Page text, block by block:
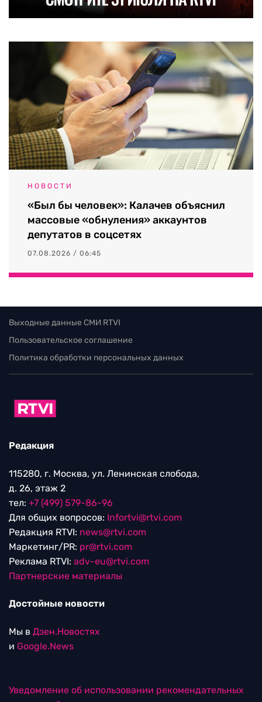
НОВОСТИ
«Был бы человек»: Калачев объяснил
массовые «обнуления» аккаунтов
депутатов в соцсетях
07.08.2026 / 06:45
Выходные данные СМИ RTVI
Пользовательское соглашение
Политика обработки персональных данных
Редакция
115280, г. Москва, ул. Ленинская слобода,
д. 26, этаж 2
тел: +7 (499) 579-86-96
Для общих вопросов: Infortvi@rtvi.com
Редакция RTVI: news@rtvi.com
Маркетинг/PR: pr@rtvi.com
Реклама RTVI: adv-eu@rtvi.com
Партнерские материалы
Достойные новости
Мы в Дзен.Новостях
и Google.News
Уведомление об использовании рекомендательных